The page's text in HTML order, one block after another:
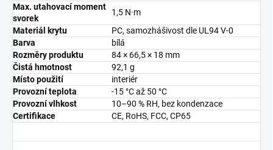
Max. utahovací moment
svorek
1,5 N·m
Materiál krytu
PC, samozhášivost dle UL94 V-0
Barva
bílá
Rozměry produktu
84 × 66,5 × 18 mm
Čistá hmotnost
92,1 g
Místo použití
interiér
Provozní teplota
-15 °C až 50 °C
Provozní vlhkost
10–90 % RH, bez kondenzace
Certifikace
CE, RoHS, FCC, CP65